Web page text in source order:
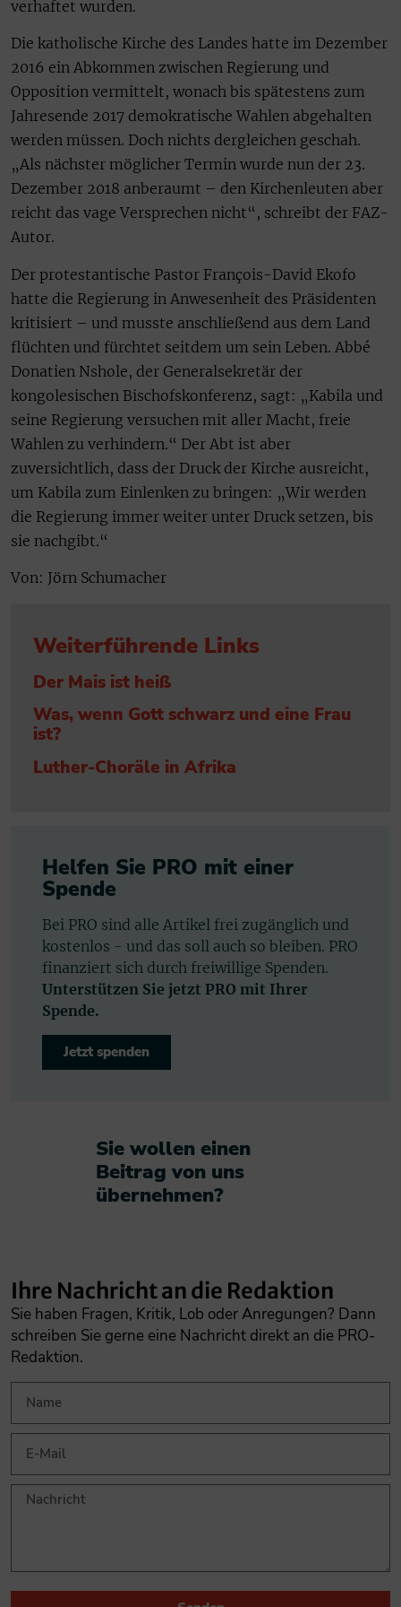
verhaftet wurden.
Die katholische Kirche des Landes hatte im Dezember
2016 ein Abkommen zwischen Regierung und
Opposition vermittelt, wonach bis spätestens zum
Jahresende 2017 demokratische Wahlen abgehalten
werden müssen. Doch nichts dergleichen geschah.
„Als nächster möglicher Termin wurde nun der 23.
Dezember 2018 anberaumt – den Kirchenleuten aber
reicht das vage Versprechen nicht“, schreibt der FAZ-
Autor.
Der protestantische Pastor François-David Ekofo
hatte die Regierung in Anwesenheit des Präsidenten
kritisiert – und musste anschließend aus dem Land
flüchten und fürchtet seitdem um sein Leben. Abbé
Donatien Nshole, der Generalsekretär der
kongolesischen Bischofskonferenz, sagt: „Kabila und
seine Regierung versuchen mit aller Macht, freie
Wahlen zu verhindern.“ Der Abt ist aber
zuversichtlich, dass der Druck der Kirche ausreicht,
um Kabila zum Einlenken zu bringen: „Wir werden
die Regierung immer weiter unter Druck setzen, bis
sie nachgibt.“
Von: Jörn Schumacher
Weiterführende Links
Der Mais ist heiß
Was, wenn Gott schwarz und eine Frau
ist?
Luther-Choräle in Afrika
Helfen Sie PRO mit einer
Spende
Bei PRO sind alle Artikel frei zugänglich und
kostenlos - und das soll auch so bleiben. PRO
finanziert sich durch freiwillige Spenden.
Unterstützen Sie jetzt PRO mit Ihrer
Spende.
Jetzt spenden
Sie wollen einen
Beitrag von uns
übernehmen?​
Ihre Nachricht an die Redaktion
Sie haben Fragen, Kritik, Lob oder Anregungen? Dann
schreiben Sie gerne eine Nachricht direkt an die PRO-
Redaktion.